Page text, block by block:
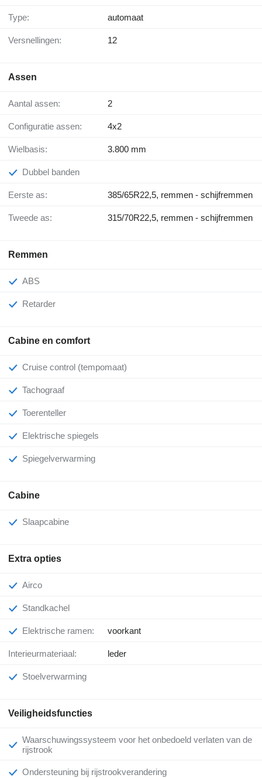
Type: automaat
Versnellingen: 12
Assen
Aantal assen: 2
Configuratie assen: 4x2
Wielbasis: 3.800 mm
Dubbel banden
Eerste as: 385/65R22,5, remmen - schijfremmen
Tweede as: 315/70R22,5, remmen - schijfremmen
Remmen
ABS
Retarder
Cabine en comfort
Cruise control (tempomaat)
Tachograaf
Toerenteller
Elektrische spiegels
Spiegelverwarming
Cabine
Slaapcabine
Extra opties
Airco
Standkachel
Elektrische ramen: voorkant
Interieurmateriaal: leder
Stoelverwarming
Veiligheidsfuncties
Waarschuwingssysteem voor het onbedoeld verlaten van de
rijstrook
Ondersteuning bij rijstrookverandering